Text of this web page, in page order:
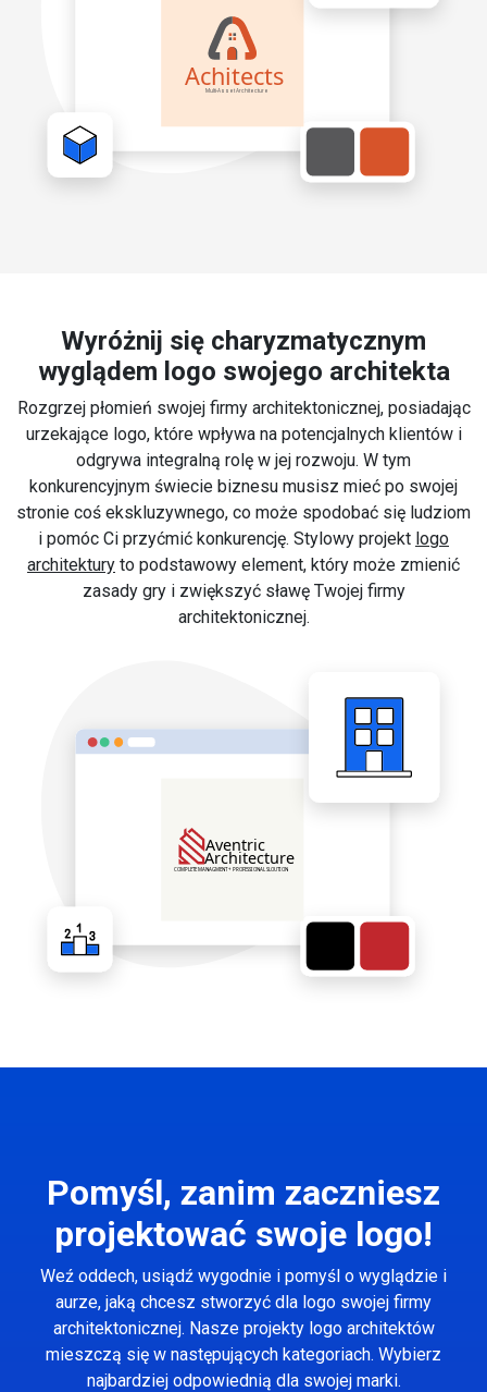
Wyróżnij się charyzmatycznym
wyglądem logo swojego architekta
Rozgrzej płomień swojej firmy architektonicznej, posiadając
urzekające logo, które wpływa na potencjalnych klientów i
odgrywa integralną rolę w jej rozwoju. W tym
konkurencyjnym świecie biznesu musisz mieć po swojej
stronie coś ekskluzywnego, co może spodobać się ludziom
i pomóc Ci przyćmić konkurencję. Stylowy projekt logo
architektury to podstawowy element, który może zmienić
zasady gry i zwiększyć sławę Twojej firmy
architektonicznej.
Pomyśl, zanim zaczniesz
projektować swoje logo!
Weź oddech, usiądź wygodnie i pomyśl o wyglądzie i
aurze, jaką chcesz stworzyć dla logo swojej firmy
architektonicznej. Nasze projekty logo architektów
mieszczą się w następujących kategoriach. Wybierz
najbardziej odpowiednią dla swojej marki.